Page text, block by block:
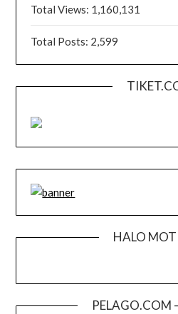
Total Views: 1,160,131
Total Posts: 2,599
HALO
PELAGO.COM